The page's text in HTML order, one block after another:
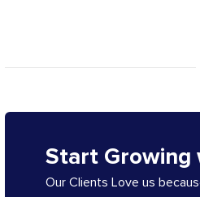
Start Growing
Our Clients Love us